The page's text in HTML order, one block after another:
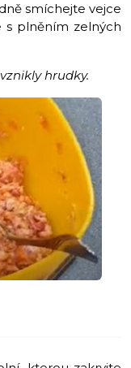
smíchejte vejce
s plněním zelných
hrudky.